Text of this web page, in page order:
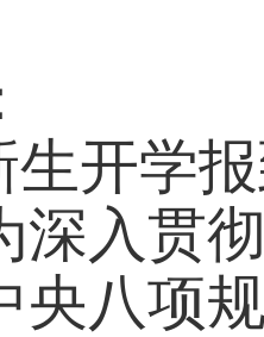
生开学
深入贯
央八项